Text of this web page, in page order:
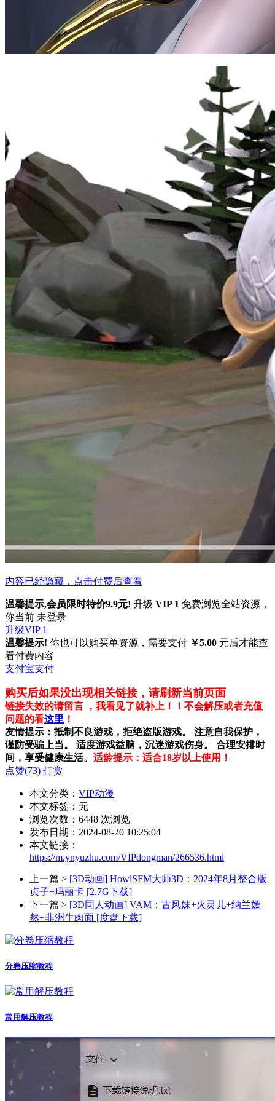
内容已经隐藏，点击付费后查看
温馨提示,会员限时特价9.9元! 升级 VIP 1 免费浏览全站资源，
你当前 未登录
升级VIP 1
温馨提示! 你也可以购买单资源，需要支付 ￥5.00 元后才能查
看付费内容
支付宝支付
购买后如果没出现相关链接，请刷新当前页面
链接失效的请留言 ，我看见了就补上！！不会解压或者充值
问题的看这里 ！
友情提示：抵制不良游戏，拒绝盗版游戏。 注意自我保护，
谨防受骗上当。 适度游戏益脑，沉迷游戏伤身。 合理安排时
间，享受健康生活。 适龄提示：适合18岁以上使用！
点赞(73) 打赏
本文分类： VIP动漫
本文标签：无
浏览次数： 6448 次浏览
发布日期：2024-08-20 10:25:04
本文链接：
https://m.ynyuzhu.com/VIPdongman/266536.html
上一篇 > [3D动画] HowlSFM大师3D：2024年8月整合版
贞子+玛丽卡 [2.7G下载]
下一篇 > [3D同人动画] VAM：古风妹+火灵儿+纳兰嫣
然+非洲牛肉面 [度盘下载]
分卷压缩教程
常用解压教程